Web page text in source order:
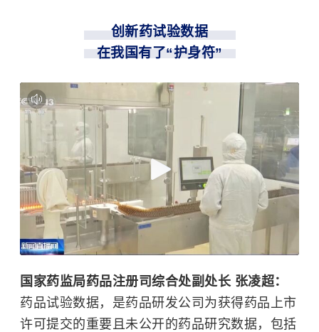
创新药试验数据
在我国有了“护身符”
国家药监局药品注册司综合处副处长 张凌超：
药品试验数据，是药品研发公司为获得药品上市
许可提交的重要且未公开的药品研究数据，包括